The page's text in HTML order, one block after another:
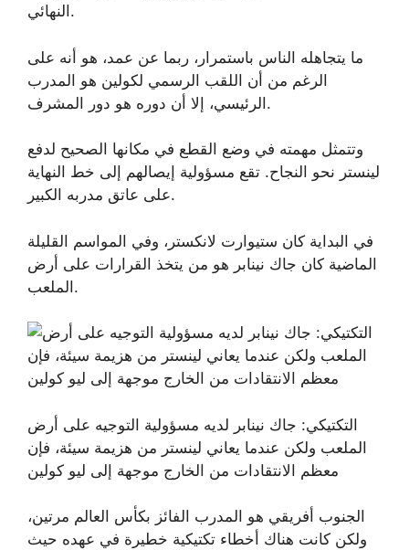
النهائي.
ما يتجاهله الناس باستمرار، ربما عن عمد، هو أنه على
الرغم من أن اللقب الرسمي لكولين هو المدرب
الرئيسي، إلا أن دوره هو دور المشرف.
وتتمثل مهمته في وضع القطع في مكانها الصحيح لدفع
لينستر نحو النجاح. تقع مسؤولية إيصالهم إلى خط النهاية
على عاتق مدربه الكبير.
في البداية كان ستيوارت لانكستر، وفي المواسم القليلة
الماضية كان جاك نينابر هو من يتخذ القرارات على أرض
الملعب.
التكتيكي: جاك نينابر لديه مسؤولية التوجيه على أرض
الملعب ولكن عندما يعاني لينستر من هزيمة سيئة، فإن
معظم الانتقادات من الخارج موجهة إلى ليو كولين
الجنوب أفريقي هو المدرب الفائز بكأس العالم مرتين،
ولكن كانت هناك أخطاء تكتيكية خطيرة في عهده حيث